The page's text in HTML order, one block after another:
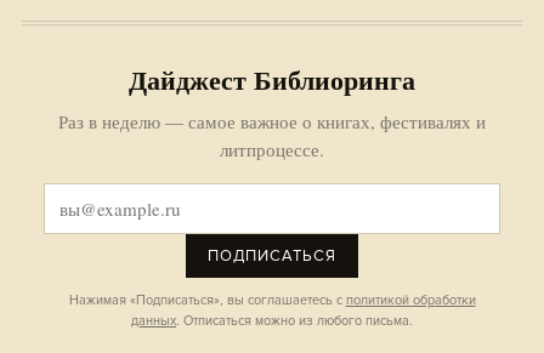
Дайджест Библиоринга
Раз в неделю — самое важное о книгах, фестивалях и
литпроцессе.
ПОДПИСАТЬСЯ
Нажимая «Подписаться», вы соглашаетесь с политикой обработки
данных. Отписаться можно из любого письма.